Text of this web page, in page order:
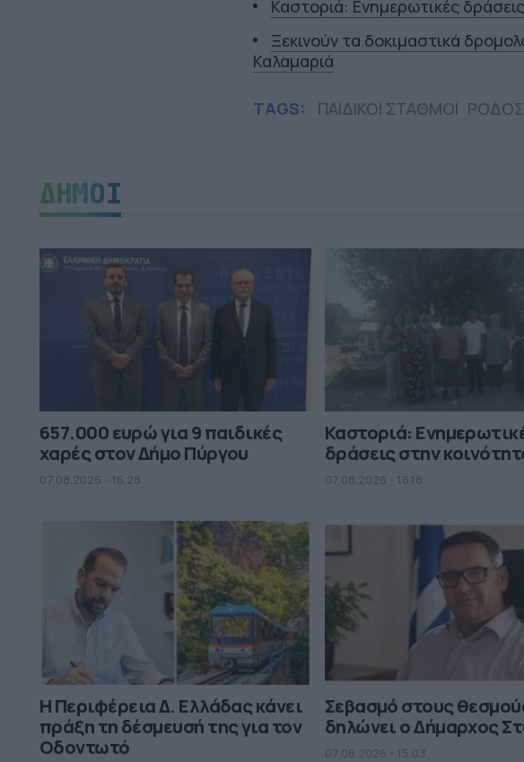
Καστοριά: Ενημερωτικές
Ξεκινούν τα δοκιμαστικά
Καλαμαριά
TAGS: ΠΑΙΔΙΚΟΙ ΣΤΑΘΜΟΙ ΡΟΔΟΣ
ΔΗΜΟΙ
657.000 ευρώ για 9 παιδικές
χαρές στον Δήμο Πύργου
07.08.2026 - 16.28
Καστοριά:
δράσεις στην
07.08.2026 - 16.18
Η Περιφέρεια Δ. Ελλάδας κάνει
πράξη τη δέσμευσή της για τον
Οδοντωτό
Σεβασμό στους
δηλώνει ο Δήμαρχος
07.08.2026 - 15.03